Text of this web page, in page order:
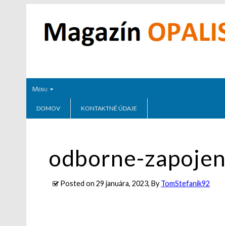
Menu
DOMOV KONTAKTNÉ ÚDAJE
odborne-
Posted on 29 januára, 2023, By TomStefanik92